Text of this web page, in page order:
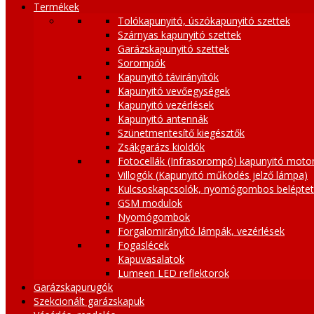
Termékek
Tolókapunyitó, úszókapunyitó szettek
Szárnyas kapunyitó szettek
Garázskapunyitó szettek
Sorompók
Kapunyitó távirányítók
Kapunyitó vevőegységek
Kapunyitó vezérlések
Kapunyitó antennák
Szünetmentesítő kiegésztők
Zsákgarázs kioldók
Fotocellák (Infrasorompó) kapunyitó
Villogók (Kapunyitó működés jelző lámpa)
Kulcsoskapcsolók, nyomógombos
GSM modulok
Nyomógombok
Forgalomirányító lámpák, vezérlések
Fogaslécek
Kapuvasalatok
Lumeen LED reflektorok
Garázskapurugók
Szekcionált garázskapuk